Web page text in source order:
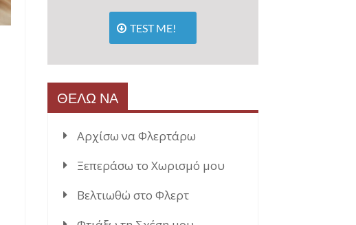
TEST ME!
ΘΕΛΩ ΝΑ
Αρχίσω να Φλερτάρω
Ξεπεράσω το Χωρισμό μου
Βελτιωθώ στο Φλερτ